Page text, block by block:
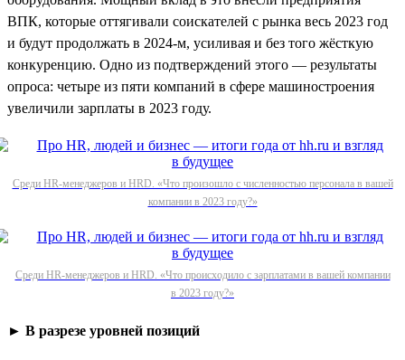
ВПК, которые оттягивали соискателей с рынка весь 2023 год
и будут продолжать в 2024-м, усиливая и без того жёсткую
конкуренцию. Одно из подтверждений этого — результаты
опроса: четыре из пяти компаний в сфере машиностроения
увеличили зарплаты в 2023 году.
Среди HR-менеджеров и HRD. «Что произошло с численностью персонала в вашей
компании в 2023 году?»
Среди HR-менеджеров и HRD. «Что происходило с зарплатами в вашей компании
в 2023 году?»
► В разрезе уровней позиций